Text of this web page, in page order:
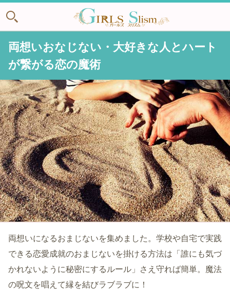
両想いおなじない・大好きな人とハート
が繋がる恋の魔術
両想いになるおまじないを集めました。学校や自宅で実践
できる恋愛成就のおまじないを掛ける方法は「誰にも気づ
かれないように秘密にするルール」さえ守れば簡単。魔法
の呪文を唱えて縁を結びラブラブに！